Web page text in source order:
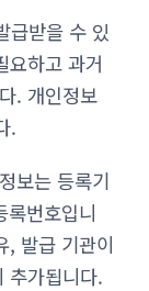
급받을 수 있
요하고 과거
. 개인정보
.
보는 등록기
번호입니
, 발급 기관이
추가됩니다.